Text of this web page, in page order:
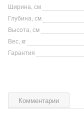
Ширина, см
Глубина, см
Высота, см
Вес, кг
Гарантия
Комментарии